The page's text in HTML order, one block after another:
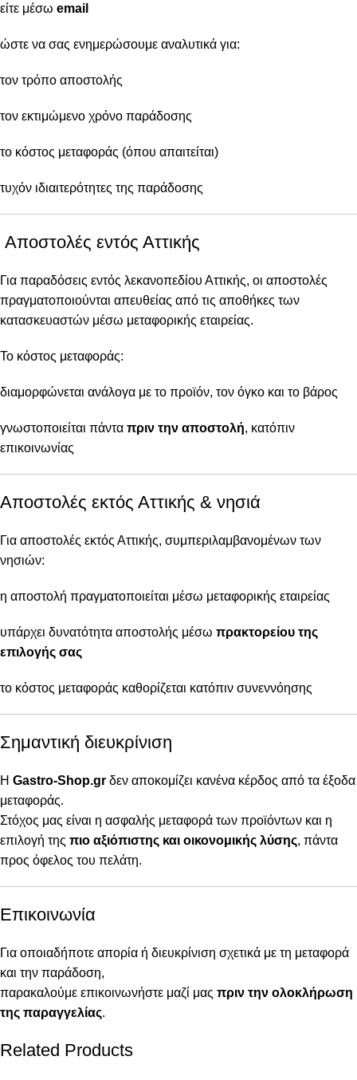
είτε μέσω email
ώστε να σας ενημερώσουμε αναλυτικά για:
τον τρόπο αποστολής
τον εκτιμώμενο χρόνο παράδοσης
το κόστος μεταφοράς (όπου απαιτείται)
τυχόν ιδιαιτερότητες της παράδοσης
Αποστολές εντός Αττικής
Για παραδόσεις εντός λεκανοπεδίου Αττικής, οι αποστολές
πραγματοποιούνται απευθείας από τις αποθήκες των
κατασκευαστών μέσω μεταφορικής εταιρείας.
Το κόστος μεταφοράς:
διαμορφώνεται ανάλογα με το προϊόν, τον όγκο και το βάρος
γνωστοποιείται πάντα πριν την αποστολή, κατόπιν
επικοινωνίας
Αποστολές εκτός Αττικής & νησιά
Για αποστολές εκτός Αττικής, συμπεριλαμβανομένων των
νησιών:
η αποστολή πραγματοποιείται μέσω μεταφορικής εταιρείας
υπάρχει δυνατότητα αποστολής μέσω πρακτορείου της
επιλογής σας
το κόστος μεταφοράς καθορίζεται κατόπιν συνεννόησης
Σημαντική διευκρίνιση
Η Gastro-Shop.gr δεν αποκομίζει κανένα κέρδος από τα έξοδα
μεταφοράς.
Στόχος μας είναι η ασφαλής μεταφορά των προϊόντων και η
επιλογή της πιο αξιόπιστης και οικονομικής λύσης, πάντα
προς όφελος του πελάτη.
Επικοινωνία
Για οποιαδήποτε απορία ή διευκρίνιση σχετικά με τη μεταφορά
και την παράδοση,
παρακαλούμε επικοινωνήστε μαζί μας πριν την ολοκλήρωση
της παραγγελίας.
Related Products